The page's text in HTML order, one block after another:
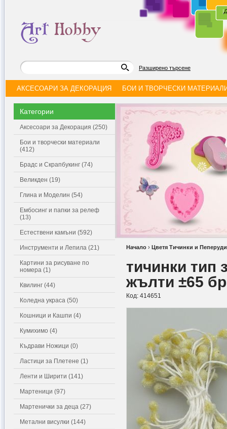
|
Разширено търсене
АКСЕСОАРИ ЗА ДЕКОРАЦИЯ БОИ И ТВОРЧЕСКИ
Категории
Аксесоари за Декорация (250)
Бои и творчески материали
(412)
Брадс и Скрапбукинг (74)
Великден (19)
Глина и Моделин (54)
Ембосинг и папки за релеф
(13)
Естествени камъни (592)
Инструменти и Лепила (21)
Картини за рисуване по
номера (1)
Квилинг (44)
Коледна украса (50)
Кошници и Кашпи (4)
Кумихимо (4)
Къдрави Ножици (0)
Ластици за Плетене (1)
Ленти и Ширити (141)
Мартеници (97)
Мартенички за деца (27)
Метални висулки (144)
Начало › Цветя Тичинки и Пеперуди
тичинки тип
жълти ±65 бр
Код: 414651